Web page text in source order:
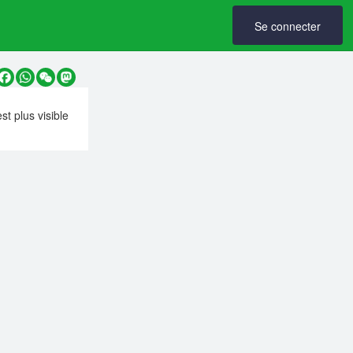
Se connecter
Facebook
WhatsApp
WeChatMastodon
plus visible